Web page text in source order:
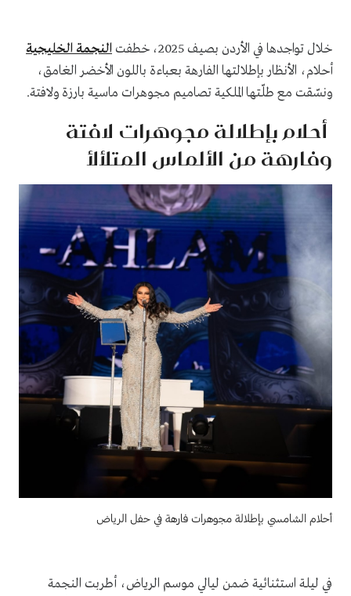
خلال تواجدها في الأردن بصيف 2025، خطفت
النجمة الخليجية
أحلام، الأنظار بإطلالتها الفارهة بعباءة باللون الأخضر الغامق،
ونسّقت مع طلّتها الملكية تصاميم مجوهرات ماسية بارزة ولافتة.
أحلام بإطلالة مجوهرات لافتة
وفارهة من الألماس المتلألأ
أحلام الشامسي بإطلالة مجوهرات فارهة في حفل الرياض
في ليلة استثنائية ضمن ليالي موسم الرياض، أطربت النجمة